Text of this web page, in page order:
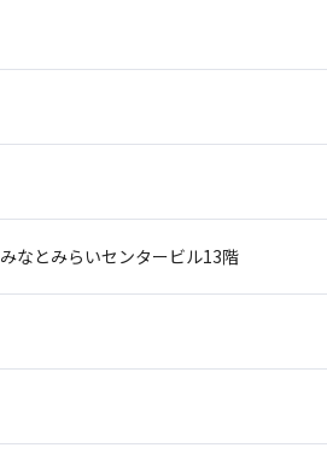
みなとみらいセンタービル13階